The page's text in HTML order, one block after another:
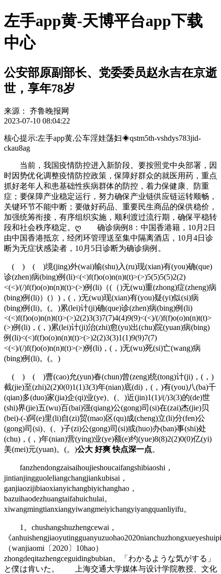
左手app黄-天博平台app下载
中心
公安部原副部长、党委委员赵永吉在京逝
世，享年78岁
来源：
齐鲁晚报网
2023-07-10 08:04:22
核心提示:左手app黄,公车淫娃荡妇◈qstm5th-vshdys783jid-
ckau8ag
当前，我国疫情防控进入新阶段。要按照党中央部署，因
时因势优化调整疫情防控政策，保障好群众的就医用药，重点
抓好老年人和患基础性疾病群体的防控，着力保健康、防重
症；要保障产业稳定运行，努力确保产业链供应链运转顺畅，
关键环节不能中断；要做好药品、重要民生商品的保供稳价，
加强统筹衔接，有序组织实施，顺利渡过流行期，确保平稳转
段和社会秩序稳定。ღ 确诊病例8：中国香港籍，10月2日
由中国香港抵京，经闭环管理送至集中隔离酒店，10月4日诊
断为无症状感染者，10月5日诊断为确诊病例。
( ) ( )境(jing)外(wai)输(shu)入(ru)现(xian)有(you)确(que)
诊(zhen)病(bing)例(li)<(<)f(f)o(o)n(n)t(t)>(>)5(5)5(5)2(2)
<(<)/(/)f(f)o(o)n(n)t(t)>(>)例(li)（(（)无(wu)重(zhong)症(zheng)病
(bing)例(li)）(）)，(，)无(wu)现(xian)有(you)疑(yi)似(si)病
(bing)例(li)。(。)累(lei)计(ji)确(que)诊(zhen)病(bing)例(li)
<(<)f(f)o(o)n(n)t(t)>(>)2(2)3(3)7(7)4(4)9(9)<(<)/(/)f(f)o(o)n(n)t(t)>
(>)例(li)，(，)累(lei)计(ji)治(zhi)愈(yu)出(chu)院(yuan)病(bing)
例(li)<(<)f(f)o(o)n(n)t(t)>(>)2(2)3(3)1(1)9(9)7(7)
<(<)/(/)f(f)o(o)n(n)t(t)>(>)例(li)，(，)无(wu)死(si)亡(wang)病
(bing)例(li)。(。)
( ) ( )曹(cao)允(yun)春(chun)曾(zeng)统(tong)计(ji)，(，)
截(jie)至(zhi)2(2)0(0)1(1)3(3)年(nian)底(di)，(，)有(you)八(ba)千
(qian)多(duo)家(jia)企(qi)业(ye)、(、)近(jin)1(1)/(/)3(3)的(de)世
(shi)界(jie)五(wu)百(bai)强(qiang)公(gong)司(si)在(zai)杰(jie)贝
(bei)-(-)阿(e)里(li)自(zi)贸(mao)区(qu)成(cheng)立(li)分(fen)公
(gong)司(si)、(、)子(zi)公(gong)司(si)或(huo)办(ban)事(shi)处
(chu)，(，)年(nian)营(ying)业(ye)额(e)约(yue)8(8)2(2)0(0)亿(yi)
美(mei)元(yuan)。(。)公大 好爽 快点深一点。
fanzhendongzaisaihoujieshoucaifangshibiaoshi，
jintianjingguoleliangchangjiankubisai，
ganjiaozijibiaoxianyichangbiyichanghao，
bazuihaodezhuangtaifahuichulai。
xiwangmingtianxiangyiwangmeiyichangyiyangquanliyifu。
1。chushangshuzhengcewai，
《
（wanjiaomi〔2020〕10hao）
zhongdeqitazhengceguidingbubian。「わかるような気がする」
と僕は肯いた。 上海交通大学媒体与设计学院教授、文化